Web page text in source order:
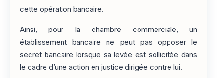
cette opération bancaire.
Ainsi, pour la chambre commerciale, un
établissement bancaire ne peut pas opposer le
secret bancaire lorsque sa levée est sollicitée dans
le cadre d’une action en justice dirigée contre lui.